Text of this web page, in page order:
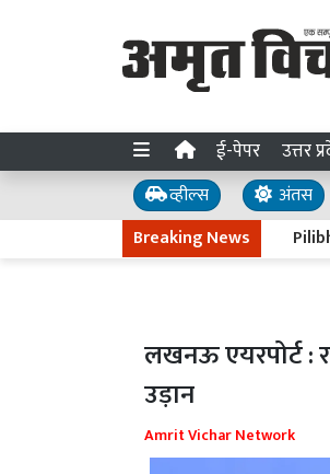
ई-पेपर उत्तर
व्हील्स अंतस
Breaking NewsPilibhit
लखनऊ एयरपोर्ट :
उड़ान
Amrit Vichar Network